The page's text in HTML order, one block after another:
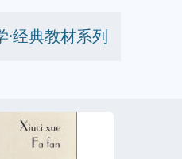
经典教材系列